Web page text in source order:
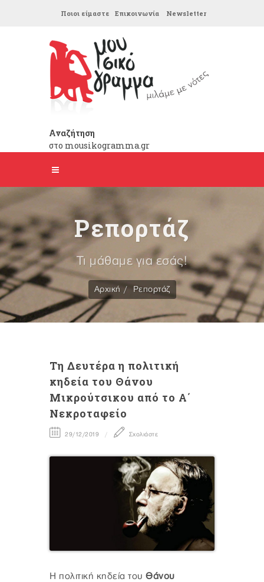
Ποιοι είμαστε Επικοινωνία Newsletter
Αναζήτηση
στο mousikogramma.gr
Ρεπορτάζ
Τι μάθαμε για εσάς!
Αρχική Ρεπορτάζ
Τη Δευτέρα η πολιτική
κηδεία του Θάνου
Μικρούτσικου από το Α΄
Νεκροταφείο
29/12/2019 Σχολιάστε
Η πολιτική κηδεία του Θάνου